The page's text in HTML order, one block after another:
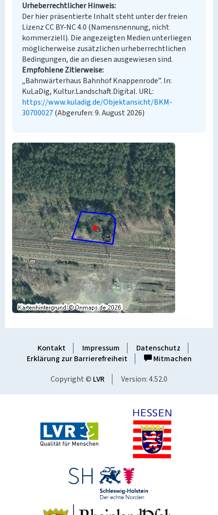
Urheberrechtlicher Hinweis
Der hier präsentierte Inhalt steht unter der freien
Lizenz CC BY-NC 4.0 (Namensnennung, nicht
kommerziell). Die angezeigten Medien unterliegen
möglicherweise zusätzlichen urheberrechtlichen
Bedingungen, die an diesen ausgewiesen sind.
Empfohlene Zitierweise
„Bahnwärterhaus Bahnhof Knappenrode”. In:
KuLaDig, Kultur.Landschaft.Digital. URL:
https://www.kuladig.de/Objektansicht/BKM-
30700027(Abgerufen: 9. August 2026)
Kontakt Impressum
Datenschutz
Erklärung zur Barrierefreiheit
Mitmachen
Copyright © LVR Version: 4.52.0